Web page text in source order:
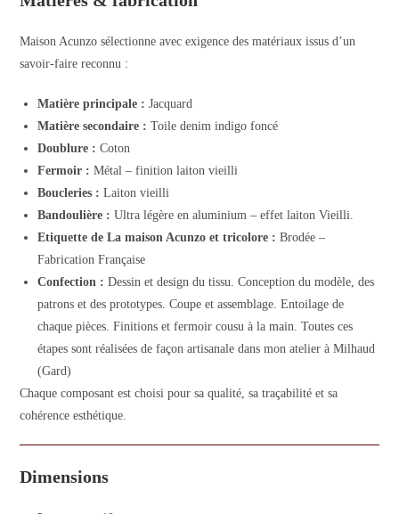
Maison Acunzo sélectionne avec exigence des matériaux issus d’un
savoir-faire reconnu :
Matière principale :Jacquard
Matière secondaire :Toile denim indigo foncé
Doublure : Coton
Fermoir : Métal – finition laiton vieilli
Boucleries : Laiton vieilli
Bandoulière :Ultra légère en aluminium – effet laiton Vieilli.
Etiquette de La maison Acunzo et tricolore : Brodée –
Fabrication Française
Confection : Dessin et design du tissu. Conception du modèle, des
patrons et des prototypes. Coupe et assemblage. Entoilage de
chaque pièces. Finitions et fermoir cousu à la main. Toutes ces
étapes sont réalisées de façon artisanale dans mon atelier à Milhaud
(Gard)
Chaque composant est choisi pour sa qualité, sa traçabilité et sa
cohérence esthétique.
Dimensions